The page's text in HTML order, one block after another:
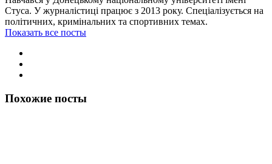
Стуса. У журналістиці працює з 2013 року. Спеціалізується на
політичних, кримінальних та спортивних темах.
Показать все посты
Похожие посты